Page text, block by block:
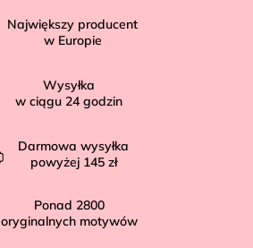
Największy producent
w Europie
Wysyłka
w ciągu 24 godzin
Darmowa wysyłka
powyżej 145 zł
Ponad 2800
oryginalnych motywów